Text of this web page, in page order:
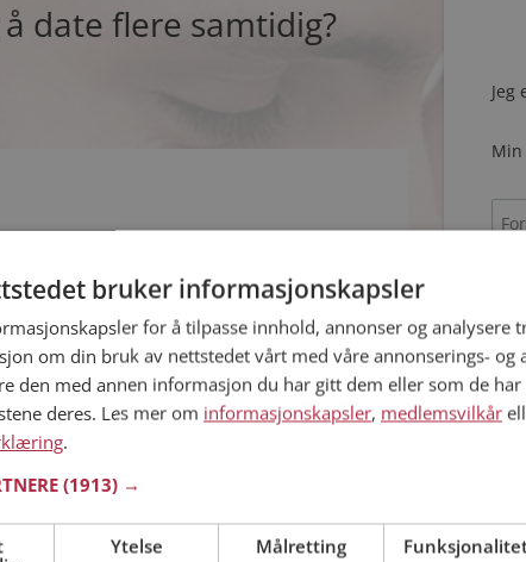
date flere samtidig?
Jeg
bruker informasjonskapsler
for å tilpasse innhold, annonser og analysere
om din bruk av nettstedet vårt med våre annonserings- og
den med annen informasjon du har gitt dem eller som de
deres. Les mer om informasjonskapsler, medlemsvilkår
.
(1913) →
Ytelse Målretting